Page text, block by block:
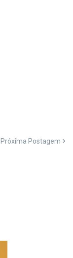
Próxima Postagem